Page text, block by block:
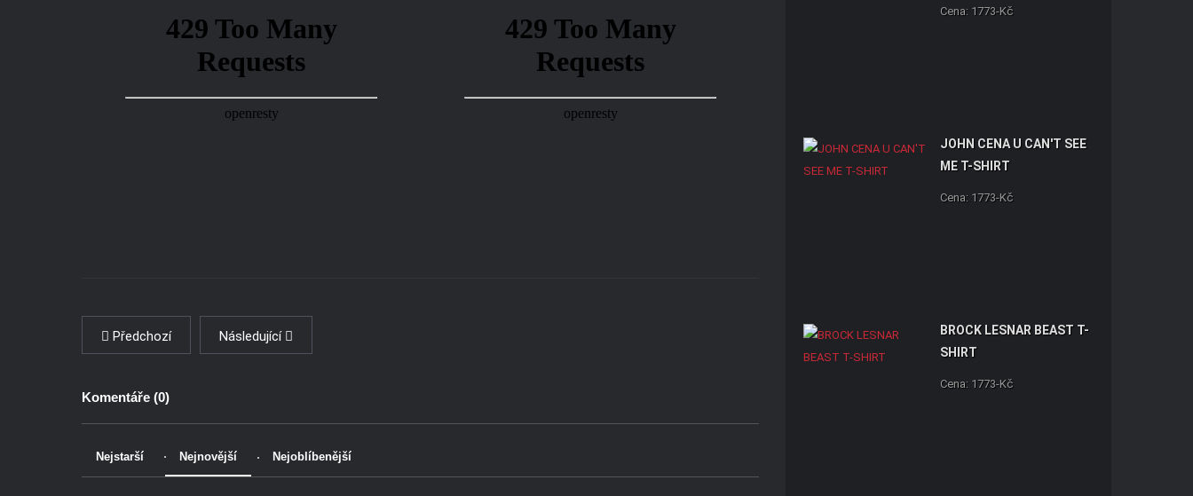
Předchozí Následující
Komentáře (0)
Nejstarší Nejnovější Nejoblíbenější
Cena: 1773-Kč
JOHN CENA U CAN'T SEE
ME T-SHIRT
Cena: 1773-Kč
BROCK LESNAR BEAST T-
SHIRT
Cena: 1773-Kč